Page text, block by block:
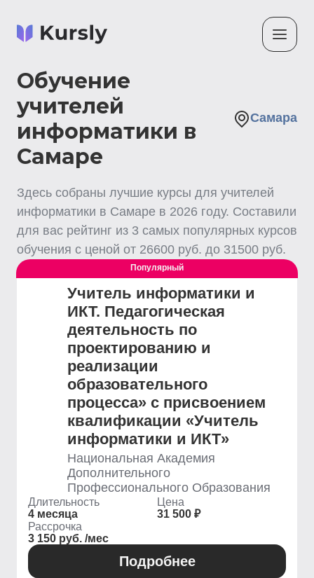
Обучение
учителей
информатики в
Самаре
Самара
Здесь собраны лучшие курсы для учителей
информатики в Самаре в 2026 году. Составили
для вас рейтинг из 3 самых популярных курсов
обучения с ценой от 26600 руб. до 31500 руб.
Популярный
Учитель информатики и
ИКТ. Педагогическая
деятельность по
проектированию и
реализации
образовательного
процесса» с присвоением
квалификации «Учитель
информатики и ИКТ»
Национальная Академия
Дополнительного
Профессионального Образования
Длительность
4 месяца
Цена
31 500 ₽
Рассрочка
3 150 руб. /мес
Подробнее